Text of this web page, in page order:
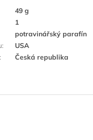
49 g
1
potravinářský parafín
:
USA
: Česká republika